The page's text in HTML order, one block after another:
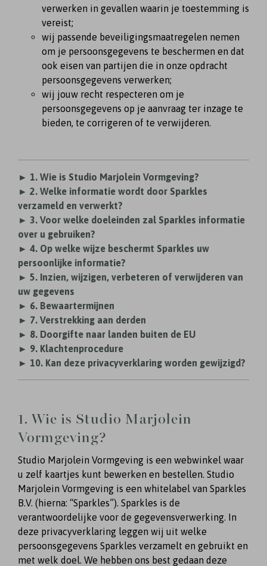
verwerken in gevallen waarin je toestemming is
vereist;
wij passende beveiligingsmaatregelen nemen
om je persoonsgegevens te beschermen en dat
ook eisen van partijen die in onze opdracht
persoonsgegevens verwerken;
wij jouw recht respecteren om je
persoonsgegevens op je aanvraag ter inzage te
bieden, te corrigeren of te verwijderen.
► 1. Wie is Studio Marjolein Vormgeving?
► 2. Welke informatie wordt door Sparkles
verzameld en verwerkt?
► 3. Voor welke doeleinden zal Sparkles informatie
over u gebruiken?
► 4. Op welke wijze beschermt Sparkles uw
persoonlijke informatie?
► 5. Inzien, wijzigen, verbeteren of verwijderen van
uw gegevens
► 6. Bewaartermijnen
► 7. Verstrekking aan derden
► 8. Doorgifte naar landen buiten de EU
► 9. Klachtenprocedure
► 10. Kan deze privacyverklaring worden gewijzigd?
1. Wie is Studio Marjolein
Vormgeving?
Studio Marjolein Vormgeving is een webwinkel waar
u zelf kaartjes kunt bewerken en bestellen. Studio
Marjolein Vormgeving is een whitelabel van Sparkles
B.V. (hierna: “Sparkles”). Sparkles is de
verantwoordelijke voor de gegevensverwerking. In
deze privacyverklaring leggen wij uit welke
persoonsgegevens Sparkles verzamelt en gebruikt en
met welk doel. We hebben ons best gedaan deze